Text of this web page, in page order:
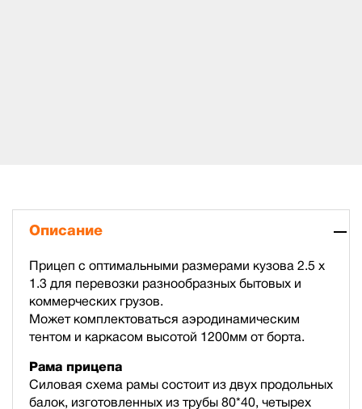
Описание
Прицеп с оптимальными размерами кузова 2.5 х
1.3 для перевозки разнообразных бытовых и
коммерческих грузов.
Может комплектоваться аэродинамическим
тентом и каркасом высотой 1200мм от борта.
Рама прицепа
Силовая схема рамы состоит из двух продольных
балок, изготовленных из трубы 80*40, четырех